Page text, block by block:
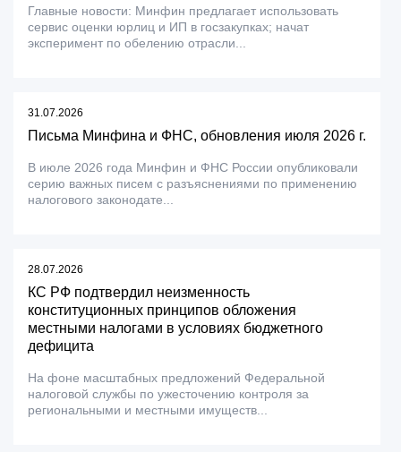
Главные новости: Минфин предлагает использовать
сервис оценки юрлиц и ИП в госзакупках; начат
эксперимент по обелению отрасли...
31.07.2026
Письма Минфина и ФНС, обновления июля 2026 г.
В июле 2026 года Минфин и ФНС России опубликовали
серию важных писем с разъяснениями по применению
налогового законодате...
28.07.2026
КС РФ подтвердил неизменность
конституционных принципов обложения
местными налогами в условиях бюджетного
дефицита
На фоне масштабных предложений Федеральной
налоговой службы по ужесточению контроля за
региональными и местными имуществ...